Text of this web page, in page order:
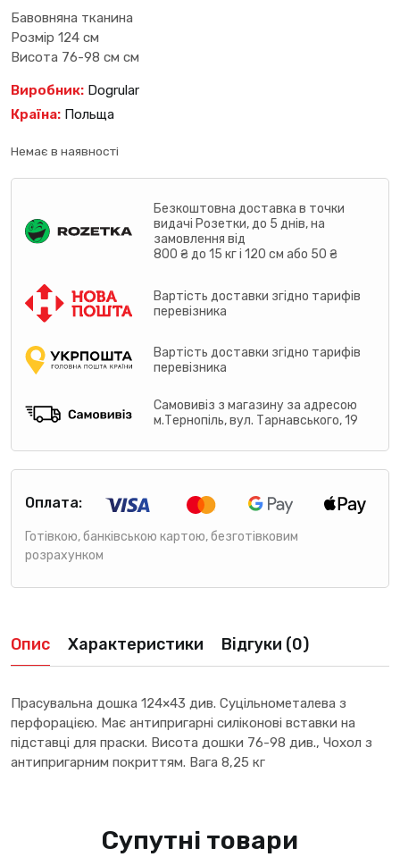
Бавовняна тканина
Розмір 124 см
Висота 76-98 см см
Виробник: Dogrular
Країна: Польща
Немає в наявності
Безкоштовна доставка в точки
видачі Розетки, до 5 днів, на
замовлення від
800 ₴ до 15 кг і 120 см або 50 ₴
Вартість доставки згідно тарифів
перевізника
Вартість доставки згідно тарифів
перевізника
Самовивіз з магазину за адресою
м.Тернопіль, вул. Тарнавського, 19
Оплата:
Готівкою, банківською картою, безготівковим
розрахунком
Опис Характеристики Відгуки (0)
Прасувальна дошка 124×43 див. Суцільнометалева з
перфорацією. Має антипригарні силіконові вставки на
підставці для праски. Висота дошки 76-98 див., Чохол з
антипригарним покриттям. Вага 8,25 кг
Супутні товари